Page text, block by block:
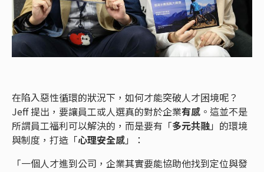
在陷入惡性循環的狀況下，如何才能突破人才困境呢？
Jeff 提出，要讓員工或人選真的對於企業有感 。這並不是
所謂員工福利可以解決的，而是要有「多元共融」的環境
與制度，打造「心理安全感」：
「一個人才進到公司，企業其實要能協助他找到定位與發